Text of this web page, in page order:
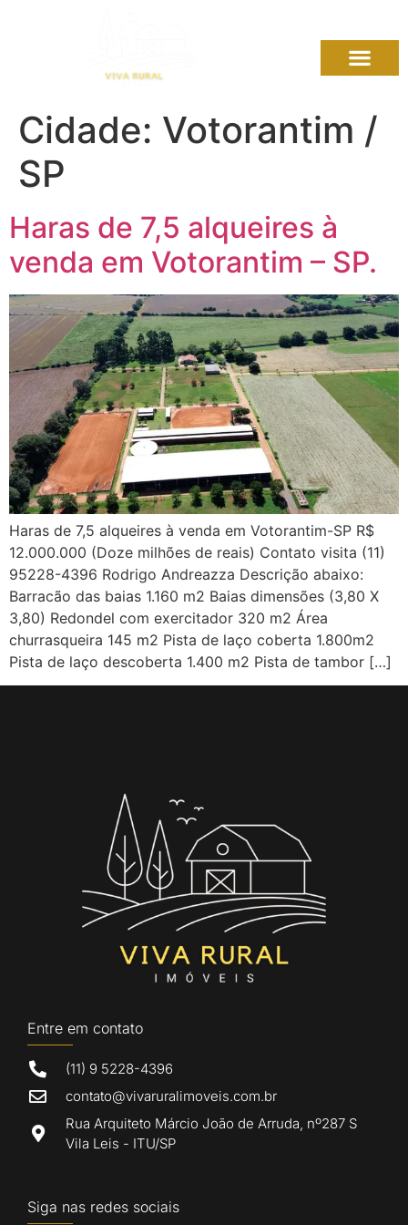
Cidade: Votorantim /
SP
Haras de 7,5 alqueires à
venda em Votorantim – SP.
Haras de 7,5 alqueires à venda em Votorantim-SP R$
12.000.000 (Doze milhões de reais) Contato visita (11)
95228-4396 Rodrigo Andreazza Descrição abaixo:
Barracão das baias 1.160 m2 Baias dimensões (3,80 X
3,80) Redondel com exercitador 320 m2 Área
churrasqueira 145 m2 Pista de laço coberta 1.800m2
Pista de laço descoberta 1.400 m2 Pista de tambor […]
Entre em contato
(11) 9 5228-4396
contato@vivaruralimoveis.com.br
Rua Arquiteto Márcio João de Arruda, nº287 S
Vila Leis - ITU/SP
Siga nas redes sociais